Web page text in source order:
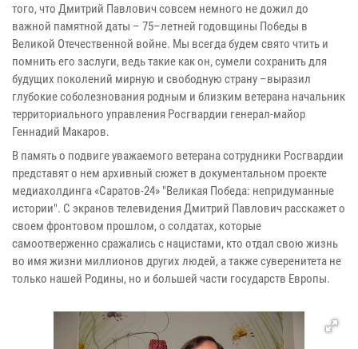
того, что Дмитрий Павлович совсем немного не дожил до
важной памятной даты – 75–летней годовщины Победы в
Великой Отечественной войне. Мы всегда будем свято чтить и
помнить его заслуги, ведь такие как он, сумели сохранить для
будущих поколений мирную и свободную страну –выразил
глубокие соболезнования родным и близким ветерана начальник
территориального управления Росгвардии генерал-майор
Геннадий Макаров.
В память о подвиге уважаемого ветерана сотрудники Росгвардии
представят о нем архивный сюжет в документальном проекте
медиахолдинга «Саратов-24» "Великая Победа: непридуманные
истории". С экранов телевидения Дмитрий Павлович расскажет о
своем фронтовом прошлом, о солдатах, которые
самоотверженно сражались с нацистами, кто отдал свою жизнь
во имя жизни миллионов других людей, а также суверенитета не
только нашей Родины, но и большей части государств Европы.